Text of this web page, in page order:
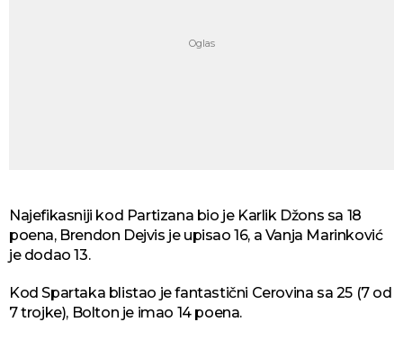
Najefikasniji kod Partizana bio je Karlik Džons sa 18
poena, Brendon Dejvis je upisao 16, a Vanja Marinković
je dodao 13.
Kod Spartaka blistao je fantastični Cerovina sa 25 (7 od
7 trojke), Bolton je imao 14 poena.